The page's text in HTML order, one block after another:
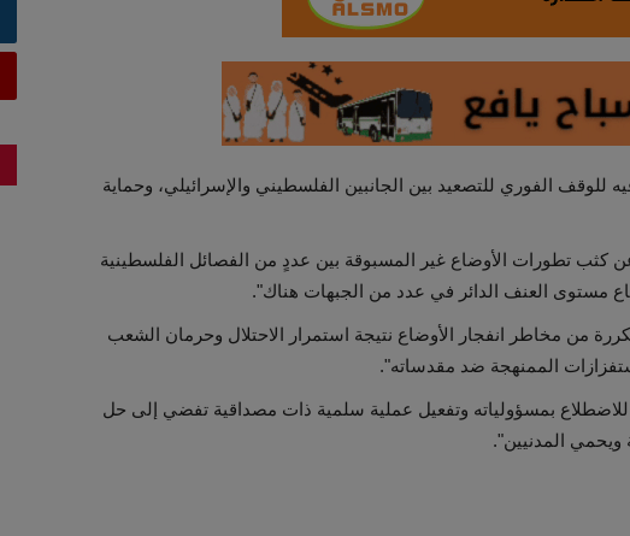
للوقف الفوري للتصعيد بين الجانبين الفلسطيني والإسرائيلي، وحماية
عن كثب تطورات الأوضاع غير المسبوقة بين عددٍ من الفصائل الفلسطينية
مستوى العنف الدائر في عدد من الجبهات هناك".
من مخاطر انفجار الأوضاع نتيجة استمرار الاحتلال وحرمان الشعب
الممنهجة ضد مقدساته".
للاضطلاع بمسؤولياته وتفعيل عملية سلمية ذات مصداقية تفضي إلى حل
ويحمي المدنيين".